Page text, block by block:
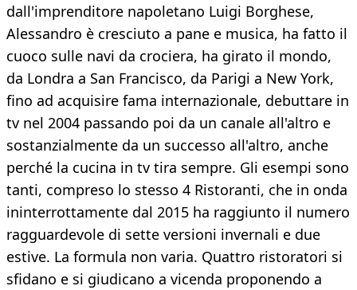
dall'imprenditore napoletano Luigi Borghese,
Alessandro è cresciuto a pane e musica, ha fatto il
cuoco sulle navi da crociera, ha girato il mondo,
da Londra a San Francisco, da Parigi a New York,
fino ad acquisire fama internazionale, debuttare in
tv nel 2004 passando poi da un canale all'altro e
sostanzialmente da un successo all'altro, anche
perché la cucina in tv tira sempre. Gli esempi sono
tanti, compreso lo stesso 4 Ristoranti, che in onda
ininterrottamente dal 2015 ha raggiunto il numero
ragguardevole di sette versioni invernali e due
estive. La formula non varia. Quattro ristoratori si
sfidano e si giudicano a vicenda proponendo a